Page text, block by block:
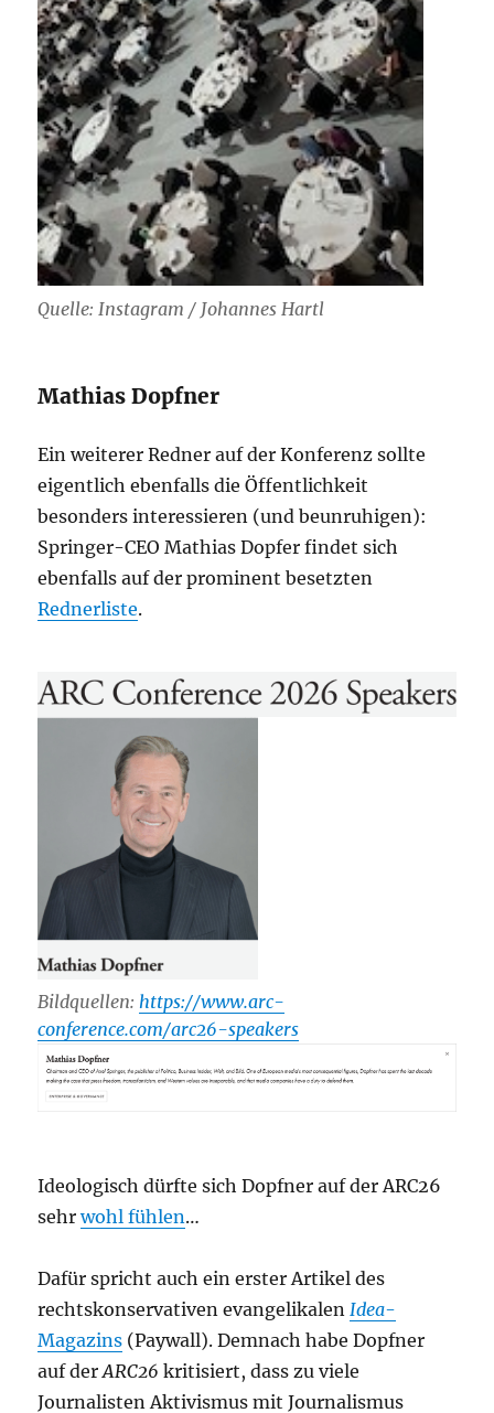
Quelle: Instagram / Johannes Hartl
Mathias Dopfner
Ein weiterer Redner auf der Konferenz sollte
eigentlich ebenfalls die Öffentlichkeit
besonders interessieren (und beunruhigen):
Springer-CEO Mathias Dopfer findet sich
ebenfalls auf der prominent besetzten
Rednerliste.
Bildquellen:https://www.arc-
conference.com/arc26-speakers
Ideologisch dürfte sich Dopfner auf der ARC26
sehrwohl fühlen…
Dafür spricht auch ein erster Artikel des
rechtskonservativen evangelikalen Idea-
Magazins (Paywall). Demnach habe Dopfner
auf derARC26 kritisiert, dass zu viele
Journalisten Aktivismus mit Journalismus